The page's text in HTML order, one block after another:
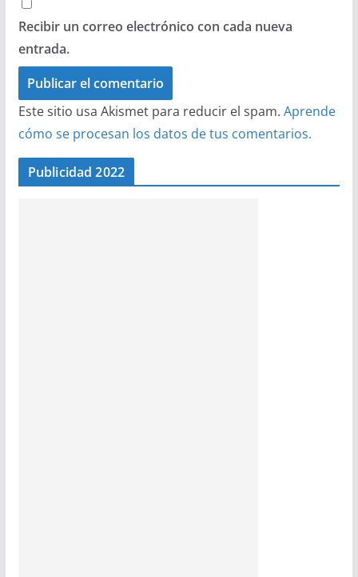
Recibir un correo electrónico con cada nueva
entrada.
Este sitio usa Akismet para reducir el spam. Aprende
cómo se procesan los datos de tus comentarios.
Publicidad 2022